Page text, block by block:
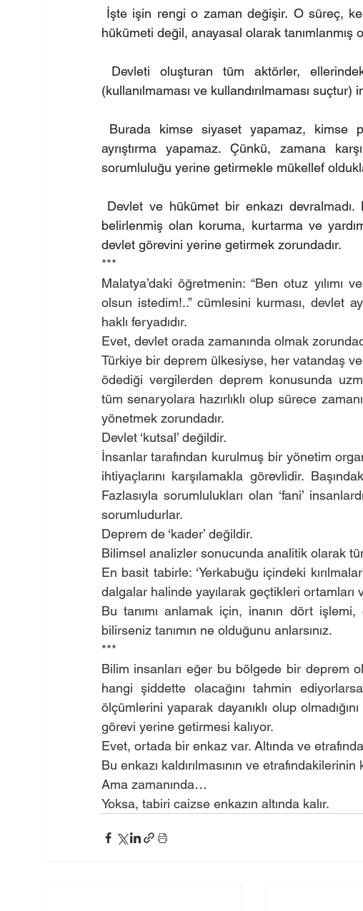
İşte işin rengi o zaman değişir. O süreç,
hükümeti değil, anayasal olarak tanımlanmış
Devleti oluşturan tüm aktörler,
(kullanılmaması ve kullandırılmaması
Burada kimse siyaset yapamaz, kimse
ayrıştırma yapamaz. Çünkü, zamana
sorumluluğu yerine getirmekle mükellef
Devlet ve hükümet bir enkazı devralmadı.
belirlenmiş olan koruma, kurtarma ve
devlet görevini yerine getirmek zorundadır.
***
Malatya’daki öğretmenin: “Ben otuz
olsun istedim!..” cümlesini kurması, devlet
haklı feryadıdır.
Evet, devlet orada zamanında olmak
Türkiye bir deprem ülkesiyse, her vatandaş
ödediği vergilerden deprem konusunda
tüm senaryolara hazırlıklı olup sürece
yönetmek zorundadır.
Devlet ‘kutsal’ değildir.
İnsanlar tarafından kurulmuş bir yönetim
ihtiyaçlarını karşılamakla görevlidir.
Fazlasıyla sorumlulukları olan ‘fani’
sorumludurlar.
Deprem de ‘kader’ değildir.
Bilimsel analizler sonucunda analitik olarak tüm
En basit tabirle: ‘Yerkabuğu içindeki
dalgalar halinde yayılarak geçtikleri ortamları
Bu tanımı anlamak için, inanın dört
bilirseniz tanımın ne olduğunu anlarsınız.
***
Bilim insanları eğer bu bölgede bir deprem
hangi şiddette olacağını tahmin
ölçümlerini yaparak dayanıklı olup
görevi yerine getirmesi kalıyor.
Evet, ortada bir enkaz var. Altında ve
Bu enkazı kaldırılmasının ve
Ama zamanında…
Yoksa, tabiri caizse enkazın altında kalır.